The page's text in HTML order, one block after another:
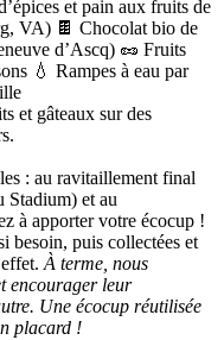
et pain aux fruits de
VA) 🍫 Chocolat bio de
d’Ascq) 🥜 Fruits
💧 Rampes à eau par
et gâteaux sur des
: au ravitaillement final
Stadium) et au
à apporter votre écocup !
besoin, puis collectées et
À terme, nous
encourager leur
Une écocup réutilisée
placard !